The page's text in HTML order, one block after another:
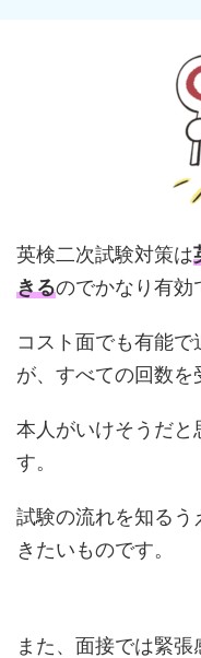
英検二次試験対策は
きるのでかなり有効
コスト面でも有能
が、すべての回数を
本人がいけそうだと
す。
試験の流れを知るう
きたいものです。
また、面接では緊